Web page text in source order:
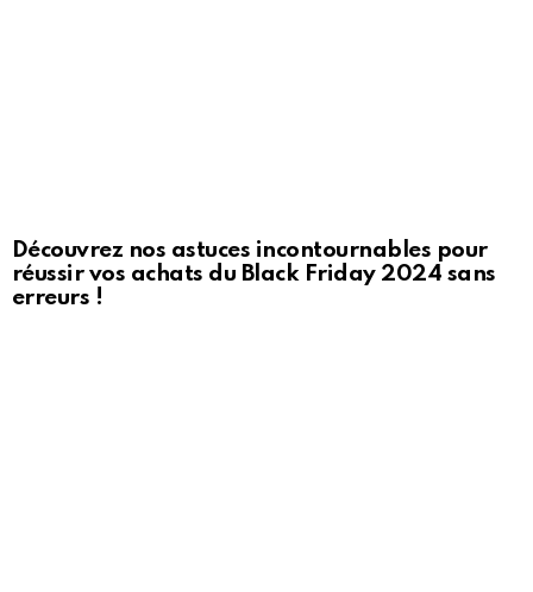
Découvrez nos astuces incontournables pour
réussir vos achats du Black Friday 2024 sans
erreurs !